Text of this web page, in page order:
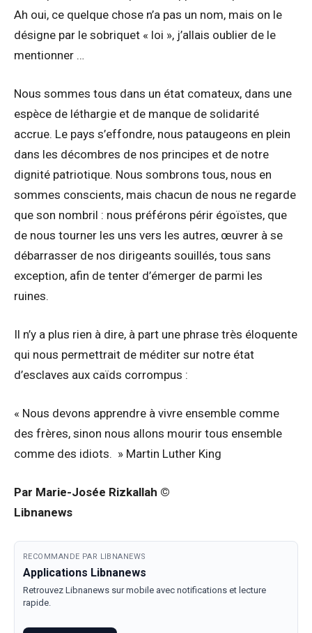
Ah oui, ce quelque chose n’a pas un nom, mais on le
désigne par le sobriquet « loi », j’allais oublier de le
mentionner …
Nous sommes tous dans un état comateux, dans une
espèce de léthargie et de manque de solidarité
accrue. Le pays s’effondre, nous pataugeons en plein
dans les décombres de nos principes et de notre
dignité patriotique. Nous sombrons tous, nous en
sommes conscients, mais chacun de nous ne regarde
que son nombril : nous préférons périr égoïstes, que
de nous tourner les uns vers les autres, œuvrer à se
débarrasser de nos dirigeants souillés, tous sans
exception, afin de tenter d’émerger de parmi les
ruines.
Il n’y a plus rien à dire, à part une phrase très éloquente
qui nous permettrait de méditer sur notre état
d’esclaves aux caïds corrompus :
« Nous devons apprendre à vivre ensemble comme
des frères, sinon nous allons mourir tous ensemble
comme des idiots. » Martin Luther King
Par Marie-Josée Rizkallah ©
Libnanews
RECOMMANDE PAR LIBNANEWS
Applications Libnanews
Retrouvez Libnanews sur mobile avec notifications et lecture
rapide.